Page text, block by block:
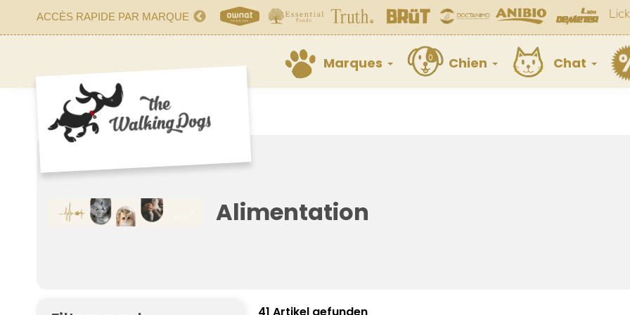
ACCÈS RAPIDE PAR MARQUE
Marques Chien Chat
Alimentation